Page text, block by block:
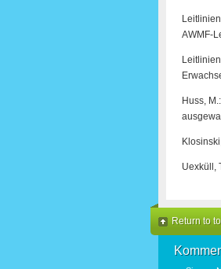
AWMF-
Huss,
Uexküll,
Return to